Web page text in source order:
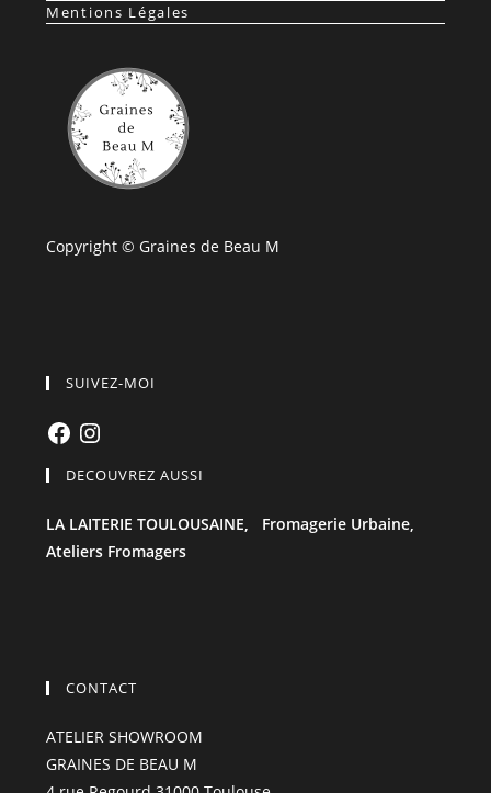
Mentions Légales
Copyright © Graines de Beau M
SUIVEZ-MOI
FacebookInstagram
DECOUVREZ AUSSI
LA LAITERIE TOULOUSAINE, Fromagerie Urbaine,
Ateliers Fromagers
CONTACT
ATELIER SHOWROOM
GRAINES DE BEAU M